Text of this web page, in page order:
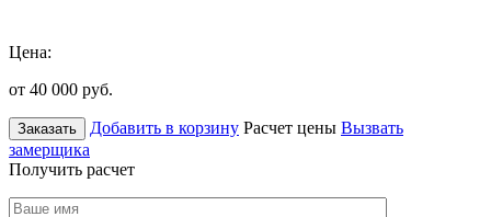
Цена:
от 40 000 руб.
Заказать Добавить в корзину Расчет цены Вызвать
замерщика
Получить расчет